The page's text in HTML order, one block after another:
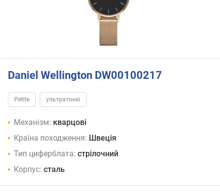
Daniel Wellington DW00100217
Petite ультратонкі
Механізм: кварцові
Країна походження: Швеція
Тип циферблата: стрілочний
Корпус: сталь